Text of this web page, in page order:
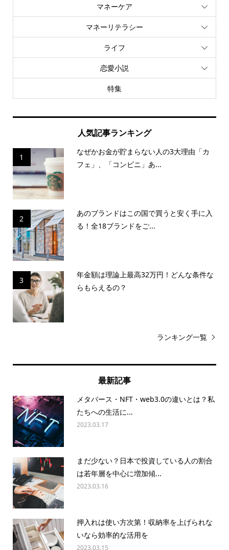
マネーケア
マネーリテラシー
ライフ
恋愛小説
特集
人気記事ランキング
1
なぜかお金が貯まらない人の3大理由「カ
フェ」、「コンビニ」あ...
2
あのブランドはこの国で買うと安く手に入
る！全18ブランドをご...
3
年金額は理論上最高32万円！どんな条件な
らもらえるの？
ランキング一覧
最新記事
メタバース・NFT・web3.0の違いとは？私
たちへの生活に...
2023.03.17
まだ少ない？日本で投資している人の割合
は若年層を中心に増加傾...
2023.03.16
押入れは使い方次第！収納率を上げられな
いなら効率的な活用を
2023.03.15